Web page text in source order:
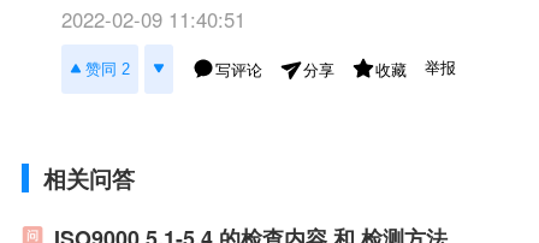
2022-02-09 11:40:51
赞同 2 写评论 分享 收藏 举报
相关问答